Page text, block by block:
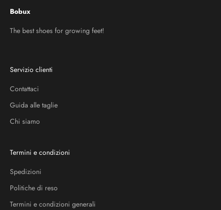
Bobux
The best shoes for growing feet!
Servizio clienti
Contattaci
Guida alle taglie
Chi siamo
Termini e condizioni
Spedizioni
Politiche di reso
Termini e condizioni generali